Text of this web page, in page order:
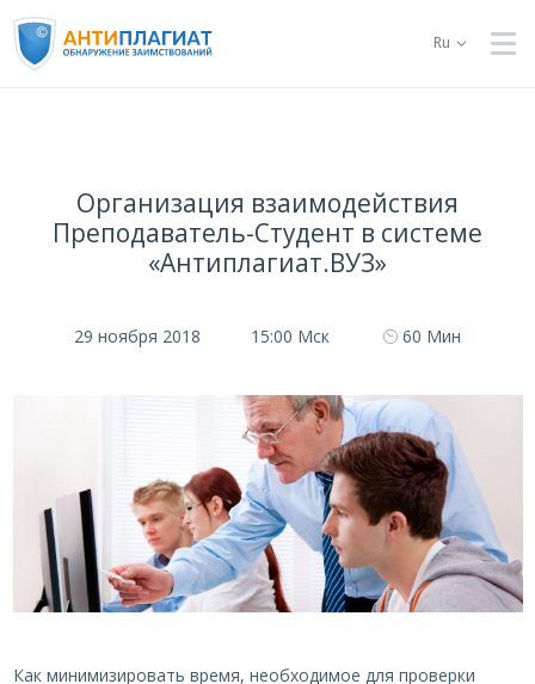
Ru
Организация взаимодействия
Преподаватель-Студент в системе
«Антиплагиат.ВУЗ»
29 ноября 2018 15:00 Мск 60 Мин
Как минимизировать время, необходимое для проверки